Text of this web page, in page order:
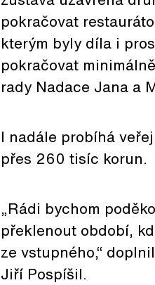
pokračovat
kterým byly díla i
pokračovat
rady Nadace Jana a
I nadále probíhá
přes 260 tisíc korun.
„Rádi bychom
překlenout období,
ze vstupného,“
Jiří Pospíšil.